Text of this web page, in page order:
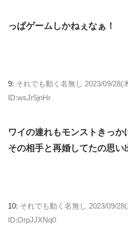
っぱゲームしかねぇなぁ！
9: それでも動く名無し 2023/09/28(
ID:wsJr5jnHr
ワイの連れもモンストきっか
その相手と再婚してたの思い
10: それでも動く名無し 2023/09/
ID:OrpJJXNq0